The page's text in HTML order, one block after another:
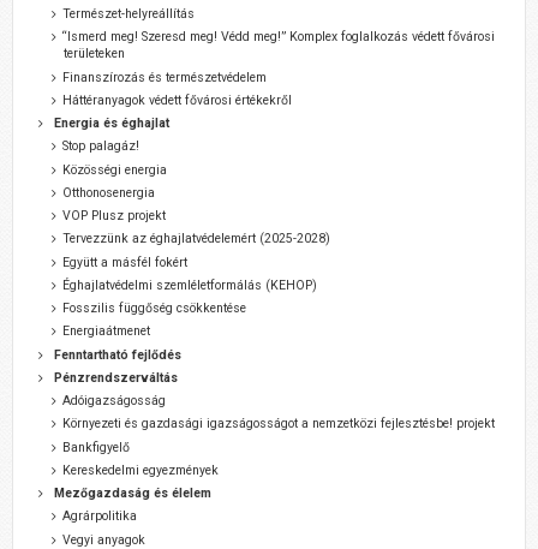
Természet-helyreállítás
“Ismerd meg! Szeresd meg! Védd meg!” Komplex foglalkozás védett fővárosi
területeken
Finanszírozás és természetvédelem
Háttéranyagok védett fővárosi értékekről
Energia és éghajlat
Stop palagáz!
Közösségi energia
Otthonosenergia
VOP Plusz projekt
Tervezzünk az éghajlatvédelemért (2025-2028)
Együtt a másfél fokért
Éghajlatvédelmi szemléletformálás (KEHOP)
Fosszilis függőség csökkentése
Energiaátmenet
Fenntartható fejlődés
Pénzrendszerváltás
Adóigazságosság
Környezeti és gazdasági igazságosságot a nemzetközi fejlesztésbe! projekt
Bankfigyelő
Kereskedelmi egyezmények
Mezőgazdaság és élelem
Agrárpolitika
Vegyi anyagok